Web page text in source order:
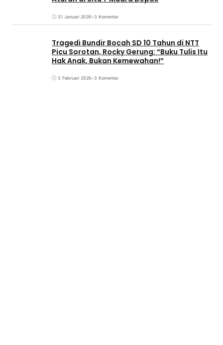
31 Januari 2026•3 Komentar
Tragedi Bundir Bocah SD 10 Tahun di NTT
Picu Sorotan, Rocky Gerung: “Buku Tulis Itu
Hak Anak, Bukan Kemewahan!”
3 Februari 2026•3 Komentar